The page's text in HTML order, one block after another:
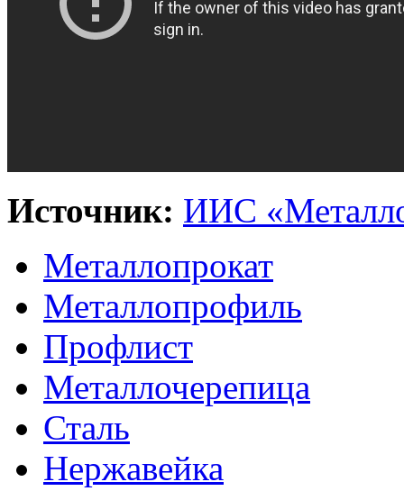
Источник: ИИС
Металлопрокат
Металлопрофиль
Профлист
Металлочерепица
Сталь
Нержавейка